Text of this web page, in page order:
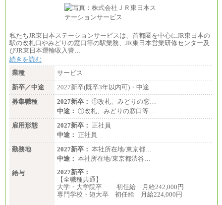
私たちJR東日本ステーションサービスは、首都圏を中心にJR東日本の
駅の改札口やみどりの窓口等の駅業務、JR東日本営業研修センター及
びJR東日本運輸収入管…
続きを読む
業種
サービス
新卒／中途
2027新卒(既卒3年以内可)・中途
募集職種
2027新卒： ①改札、みどりの窓…
中途： ①改札、みどりの窓口等…
雇用形態
2027新卒： 正社員
中途： 正社員
勤務地
2027新卒： 本社所在地/東京都…
中途： 本社所在地/東京都渋谷…
給与
2027新卒：
【全職種共通】
大学・大学院卒 初任給 月給242,000円
専門学校・短大卒 初任給 月給224,000円